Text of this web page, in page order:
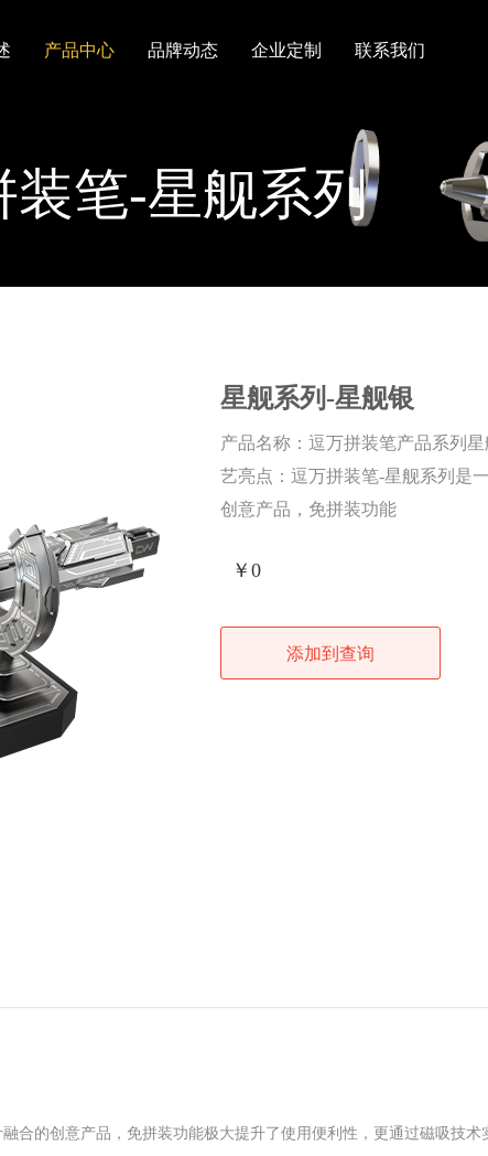
产品中心 品牌动态 企业定制 联系我们
装笔-星舰系列
星舰系列-星舰银
产品名称：逗万拼装笔产品系列
艺亮点：逗万拼装笔-星舰系列是
创意产品，免拼装功能
￥0
添加到查询
合的创意产品，免拼装功能极大提升了使用便利性，更通过磁吸技